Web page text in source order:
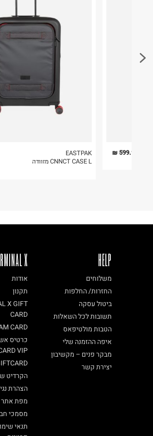
בהתאם לתנאי השימוש.
חשוב לשים לב:
3. מוצרי טיפוח ניתן להחזיר
EASTPAK
CNNCT CASE L מזוודה
599.90 ₪
X
אודות
תקנון
X GIFT
CARD
CARD
כרטיס
VIP
הקרדיט
הצהרת
מפת אתר
מסמכי
תנאי
HELP
משלוחים
החזרות/ החלפות
ביטול עסקה
תשובות לכל השאלות
הטבות מולטיפאס
איפה ההזמנה שלי
מבקר פנים – מקשיבון
יצירת קשר